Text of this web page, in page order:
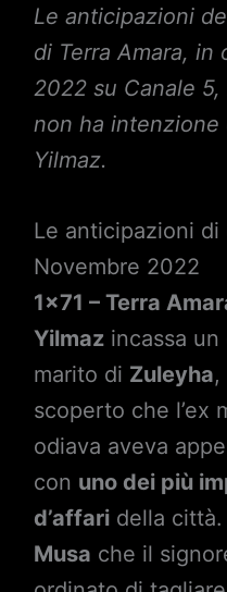
Le anticipazioni
di Terra Amara, in
2022 su Canale
non ha intenzione
Yilmaz.
Le anticipazioni
Novembre 2022
1×71 – Terra
Yilmazincassa un
marito di Zuleyha,
scoperto che l’ex
odiava aveva
con uno dei più
d’affaridella città.
Musa che il